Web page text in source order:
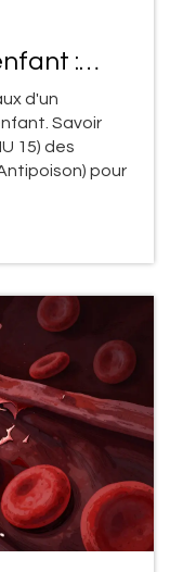
:
?
d'un
Savoir
15) des
pour